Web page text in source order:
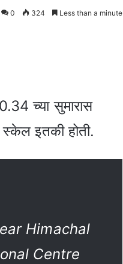
0 324 Less than a minute
च्या सुमारास
इतकी होती.
Himachal
Centre